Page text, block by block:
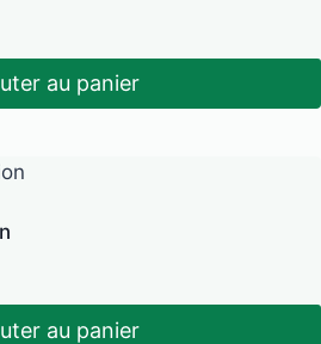
au panier
au panier